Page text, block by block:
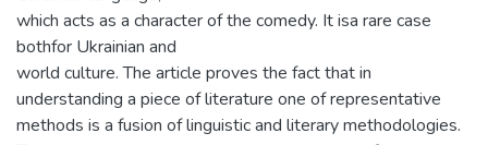
which acts as a character of the comedy. It isa rare case
bothfor Ukrainian and
world culture. The article proves the fact that in
understanding a piece of literature one of representative
methods is a fusion of linguistic and literary methodologies.